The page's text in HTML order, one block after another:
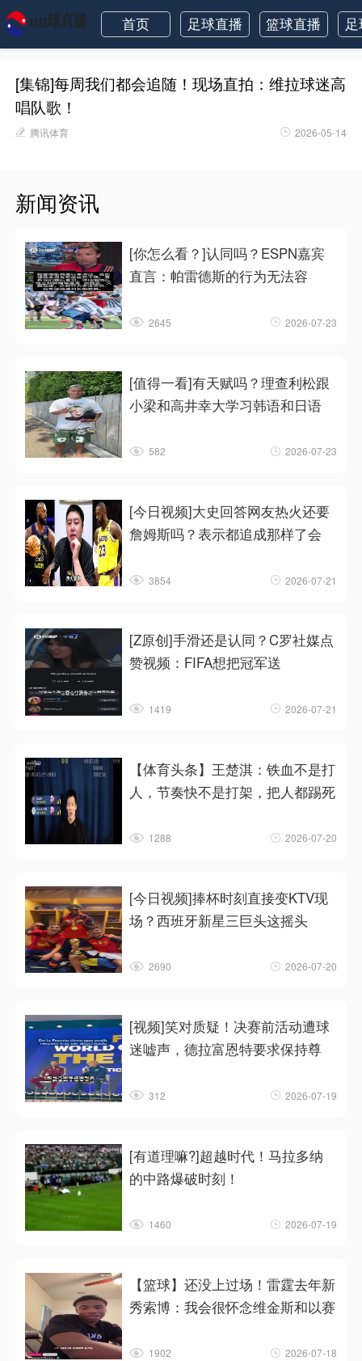
首页 足球直播 篮球直播
[集锦]每周我们都会追随！现场直拍：维拉球迷高
唱队歌！
腾讯体育 2026-05-14
新闻资讯
[你怎么看？]认同吗？ESPN嘉宾
直言：帕雷德斯的行为无法容
2645 2026-07-23
[值得一看]有天赋吗？理查利松跟
小梁和高井幸大学习韩语和日语
582 2026-07-23
[今日视频]大史回答网友热火还要
詹姆斯吗？表示都追成那样了会
3854 2026-07-21
[Z原创]手滑还是认同？C罗社媒点
赞视频：FIFA想把冠军送
1419 2026-07-21
【体育头条】王楚淇：铁血不是打
人，节奏快不是打架，把人都踢死
1288 2026-07-20
[今日视频]捧杯时刻直接变KTV现
场？西班牙新星三巨头这摇头
2690 2026-07-20
[视频]笑对质疑！决赛前活动遭球
迷嘘声，德拉富恩特要求保持尊
312 2026-07-19
[有道理嘛?]超越时代！马拉多纳
的中路爆破时刻！
1460 2026-07-19
【篮球】还没上过场！雷霆去年新
秀索博：我会很怀念维金斯和以赛
1902 2026-07-18